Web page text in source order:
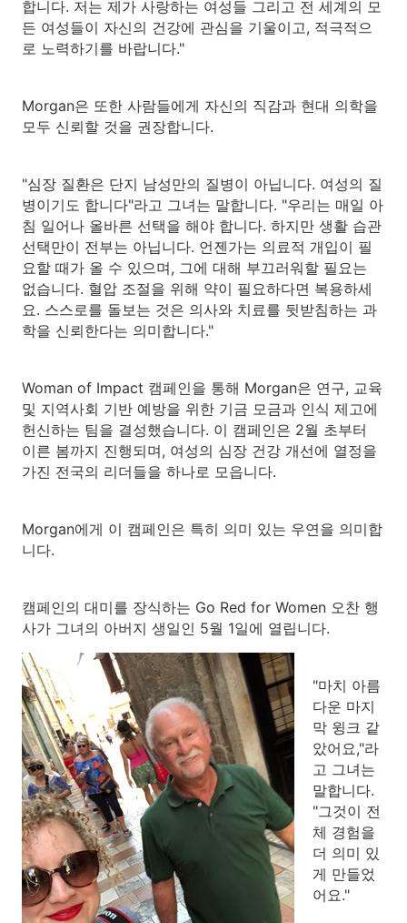
합니다. 저는 제가 사랑하는 여성들 그리고 전 세계의 모
든 여성들이 자신의 건강에 관심을 기울이고, 적극적으
로 노력하기를 바랍니다."
Morgan은 또한 사람들에게 자신의 직감과 현대 의학을
모두 신뢰할 것을 권장합니다.
"심장 질환은 단지 남성만의 질병이 아닙니다. 여성의 질
병이기도 합니다"라고 그녀는 말합니다. "우리는 매일 아
침 일어나 올바른 선택을 해야 합니다. 하지만 생활 습관
선택만이 전부는 아닙니다. 언젠가는 의료적 개입이 필
요할 때가 올 수 있으며, 그에 대해 부끄러워할 필요는
없습니다. 혈압 조절을 위해 약이 필요하다면 복용하세
요. 스스로를 돌보는 것은 의사와 치료를 뒷받침하는 과
학을 신뢰한다는 의미합니다."
Woman of Impact 캠페인을 통해 Morgan은 연구, 교육
및 지역사회 기반 예방을 위한 기금 모금과 인식 제고에
헌신하는 팀을 결성했습니다. 이 캠페인은 2월 초부터
이른 봄까지 진행되며, 여성의 심장 건강 개선에 열정을
가진 전국의 리더들을 하나로 모읍니다.
Morgan에게 이 캠페인은 특히 의미 있는 우연을 의미합
니다.
캠페인의 대미를 장식하는 Go Red for Women 오찬 행
사가 그녀의 아버지 생일인 5월 1일에 열립니다.
"마치 아름
다운 마지
막 윙크 같
았어요,"라
고 그녀는
말합니다.
"그것이 전
체 경험을
더 의미 있
게 만들었
어요."